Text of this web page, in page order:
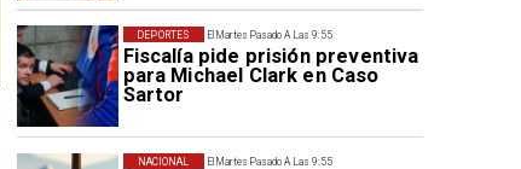
El Martes Pasado A Las 9:55
Fiscalía pide prisión preventiva
para Michael Clark en Caso
Sartor
DEPORTES
El Martes Pasado A Las 9:55
NACIONAL